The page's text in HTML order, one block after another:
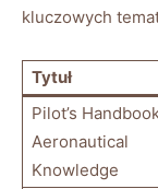
‍kluczowych
Tytuł
Pilot’s
Aeronautical
Knowledge